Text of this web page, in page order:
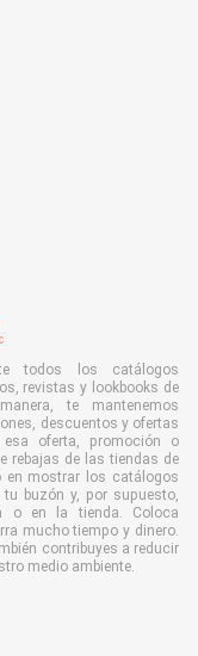
todos los catálogos
revistas y lookbooks de
te mantenemos
descuentos y ofertas
oferta, promoción o
rebajas de las tiendas de
en mostrar los catálogos
buzón y, por supuesto,
o en la tienda. Coloca
mucho tiempo y dinero.
contribuyes a reducir
medio ambiente.